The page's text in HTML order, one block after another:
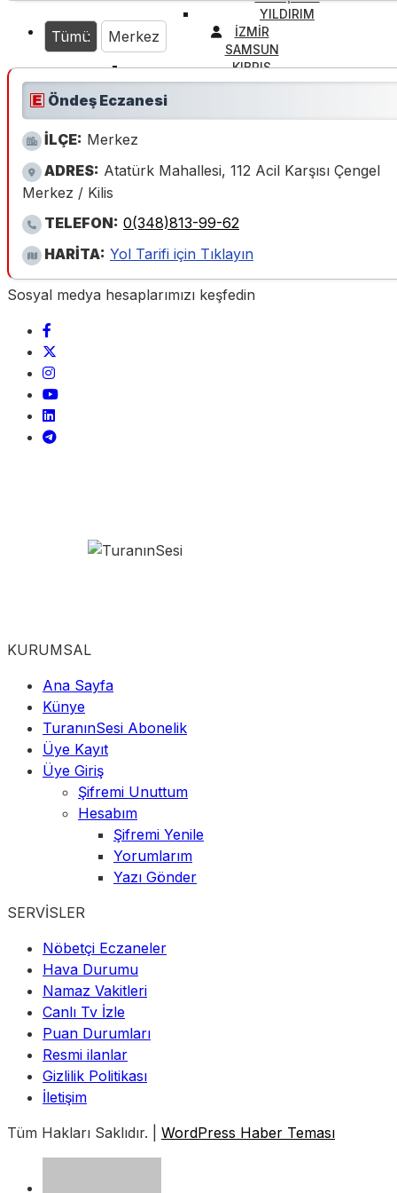
YILDIRIM
İZMİR
SAMSUN
KIBRIS
Tümü Merkez
Öndeş Eczanesi
İLÇE: Merkez
ADRES: Atatürk Mahallesi, 112 Acil Karşısı Çengel
Merkez / Kilis
TELEFON: 0(348)813-99-62
HARİTA: Yol Tarifi için Tıklayın
Sosyal medya hesaplarımızı keşfedin
KURUMSAL
Ana Sayfa
Künye
TuranınSesi Abonelik
Üye Kayıt
Üye Giriş
Şifremi Unuttum
Hesabım
Şifremi Yenile
Yorumlarım
Yazı Gönder
SERVİSLER
Nöbetçi Eczaneler
Hava Durumu
Namaz Vakitleri
Canlı Tv İzle
Puan Durumları
Resmi ilanlar
Gizlilik Politikası
İletişim
Tüm Hakları Saklıdır. | WordPress Haber Teması